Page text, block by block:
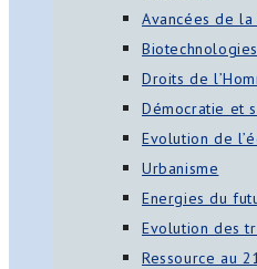
Avancées de
Biotechnologies
Droits de
Démocratie et
Evolution de
Urbanisme
Energies du
Evolution des
Ressource au